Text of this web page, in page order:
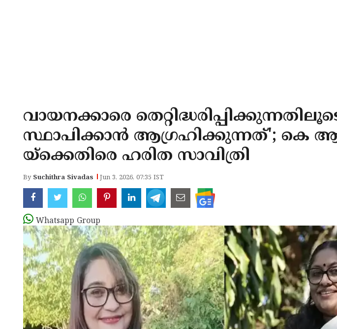
വായനക്കാരെ
സ്ഥാപിക്കാന്‍ ആഗ്രഹിക്കുന്നത്'; കെ
യ്ക്കെതിരെ ഹരിത സാവിത്രി
By Suchithra Sivadas Jun 3, 2026, 07:35 IST
Whatsapp Group